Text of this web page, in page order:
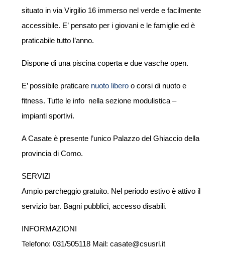
situato in viaVirgilio 16 immerso nel verdee facilmente
accessibile. E’ pensato per i giovani e le famiglie ed è
praticabile tutto l’anno.
Dispone di una piscina copertaedue vasche open.
E’ possibile praticare nuoto libero o corsi di nuoto e
fitness.Tutte le info nella sezione modulistica –
impianti sportivi.
A Casate è presente l’unico Palazzo del Ghiaccio della
provincia di Como.
SERVIZI
Ampio parcheggio gratuito. Nel periodo estivo è attivo il
servizio bar. Bagni pubblici, accesso disabili.
INFORMAZIONI
Telefono: 031/505118 Mail: casate@csusrl.it